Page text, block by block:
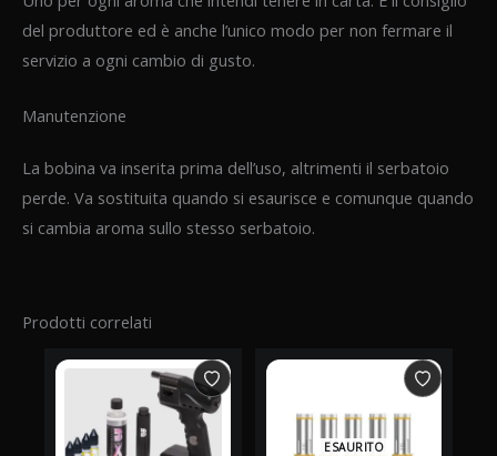
del produttore ed è anche l’unico modo per non fermare il
servizio a ogni cambio di gusto.
Manutenzione
La bobina va inserita prima dell’uso, altrimenti il serbatoio
perde. Va sostituita quando si esaurisce e comunque quando
si cambia aroma sullo stesso serbatoio.
Prodotti correlati
ESAURITO